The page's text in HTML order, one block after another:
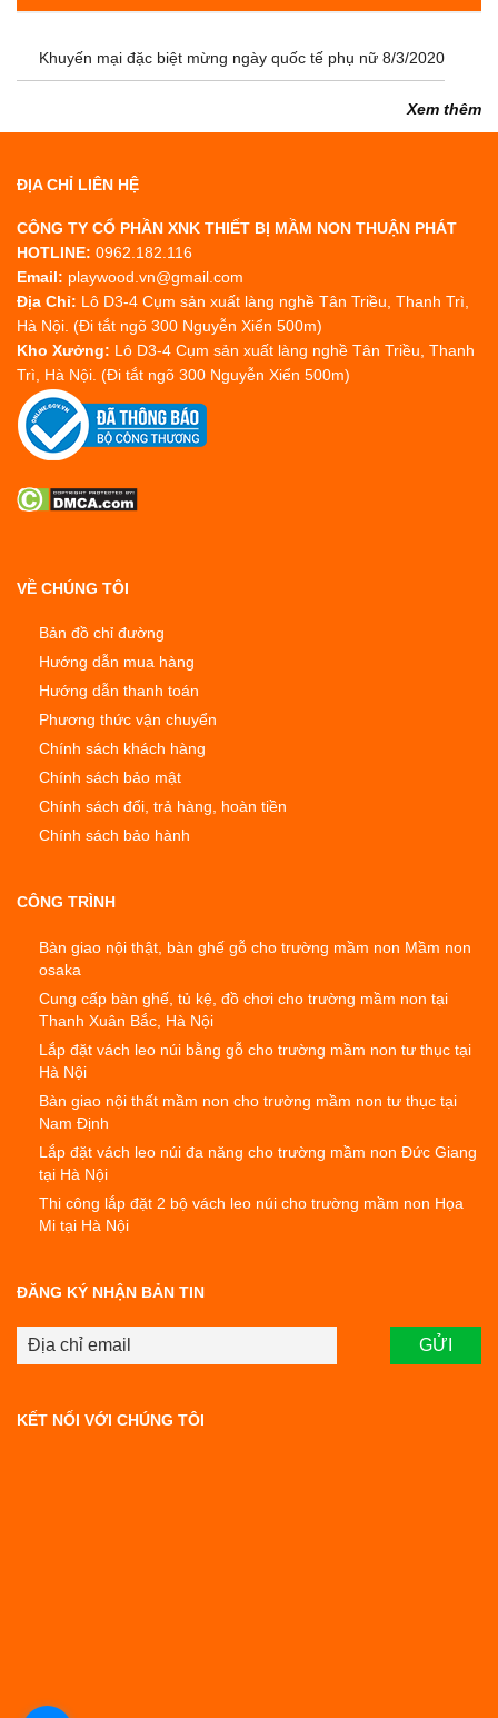
Khuyến mại đặc biệt mừng ngày quốc tế phụ nữ 8/3/2020
Xem thêm
ĐỊA CHỈ LIÊN HỆ
CÔNG TY CỔ PHẦN XNK THIẾT BỊ MẦM NON THUẬN PHÁT
HOTLINE: 0962.182.116
Email: playwood.vn@gmail.com
Địa Chỉ: Lô D3-4 Cụm sản xuất làng nghề Tân Triều, Thanh Trì,
Hà Nội. (Đi tắt ngõ 300 Nguyễn Xiển 500m)
Kho Xưởng: Lô D3-4 Cụm sản xuất làng nghề Tân Triều, Thanh
Trì, Hà Nội. (Đi tắt ngõ 300 Nguyễn Xiển 500m)
VỀ CHÚNG TÔI
Bản đồ chỉ đường
Hướng dẫn mua hàng
Hướng dẫn thanh toán
Phương thức vận chuyển
Chính sách khách hàng
Chính sách bảo mật
Chính sách đổi, trả hàng, hoàn tiền
Chính sách bảo hành
CÔNG TRÌNH
Bàn giao nội thật, bàn ghế gỗ cho trường mầm non Mầm non
osaka
Cung cấp bàn ghế, tủ kệ, đồ chơi cho trường mầm non tại
Thanh Xuân Bắc, Hà Nội
Lắp đặt vách leo núi bằng gỗ cho trường mầm non tư thục tại
Hà Nội
Bàn giao nội thất mầm non cho trường mầm non tư thục tại
Nam Định
Lắp đặt vách leo núi đa năng cho trường mầm non Đức Giang
tại Hà Nội
Thi công lắp đặt 2 bộ vách leo núi cho trường mầm non Họa
Mi tại Hà Nội
ĐĂNG KÝ NHẬN BẢN TIN
KẾT NỐI VỚI CHÚNG TÔI